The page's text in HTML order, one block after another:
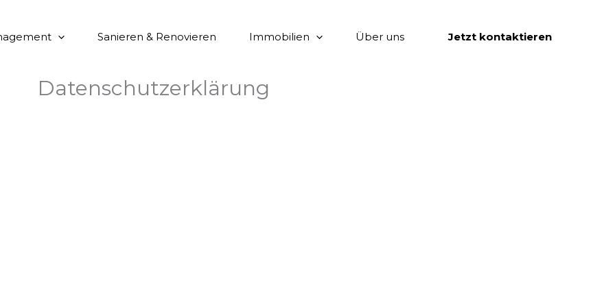
Sanieren & Renovieren Immobilien Über uns Jetzt kontaktieren
Datenschutzerklärung